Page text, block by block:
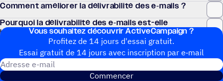
Comment amélio­rer la déli­vra­bi­lité des e‑mails ?
Pour­quoi la déli­vra­bi­lité des e‑mails est-elle
importante ?Vous souhai­tez découvrir ActiveCampaign ?
Profitez de 14 jours d'essai gratuit.
Essai gratuit de 14 jours avec inscrip­tion par e‑mail
Commencer